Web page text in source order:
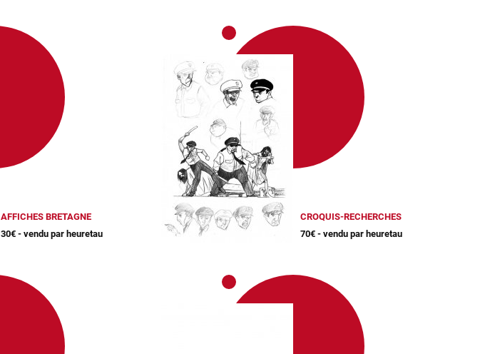
AFFICHES BRETAGNE
30€ - vendu par heuretau
CROQUIS-RECHERCHES
70€ - vendu par heuretau